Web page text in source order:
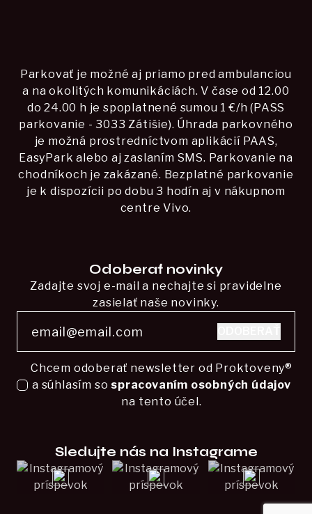
Parkovať je možné aj priamo pred ambulanciou
a na okolitých komunikáciách. V čase od 12.00
do 24.00 h je spoplatnené sumou 1 €/h (PASS
parkovanie - 3033 Zátišie). Úhrada parkovného
je možná prostredníctvom aplikácií PAAS,
EasyPark alebo aj zaslaním SMS. Parkovanie na
chodníkoch je zakázané. Bezplatné parkovanie
je k dispozícii po dobu 3 hodín aj v nákupnom
centre Vivo.
Odoberať novinky
Zadajte svoj e-mail a nechajte si pravidelne
zasielať naše novinky.
Chcem odoberať newsletter od Proktoveny®
a súhlasím so spracovaním osobných údajov
na tento účel.
Sledujte nás na Instagrame